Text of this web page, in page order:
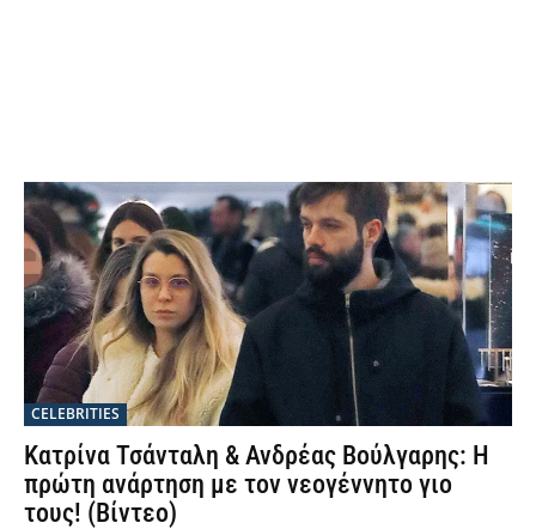
CELEBRITIES
Κατρίνα Τσάνταλη & Ανδρέας Βούλγαρης: Η
πρώτη ανάρτηση με τον νεογέννητο γιο
τους! (Βίντεο)